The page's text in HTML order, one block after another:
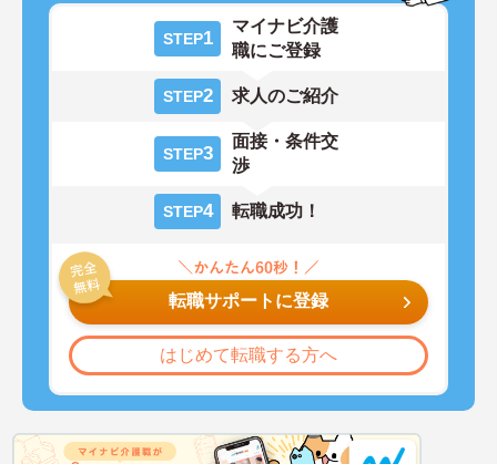
STEP1
マイナビ介護
職にご登録
STEP2 求人のご紹介
STEP3
面接・条件交
渉
STEP4 転職成功！
転職サポートに登録
はじめて転職する方へ